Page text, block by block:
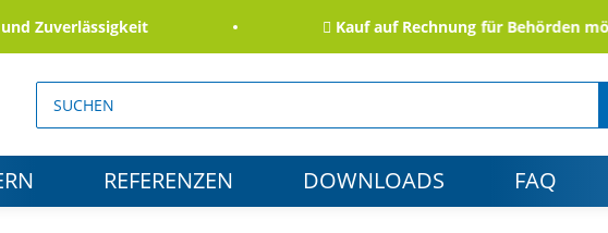
Kauf auf Rechnung für Behörden möglich
REFERENZEN DOWNLOADS FAQ